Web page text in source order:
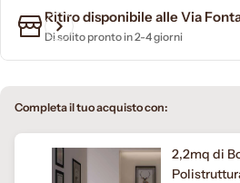
Ritiro disponibile alle Via
Di solito pronto in 2-4 giorni
Completa il tuo acquisto con:
2,2mq di